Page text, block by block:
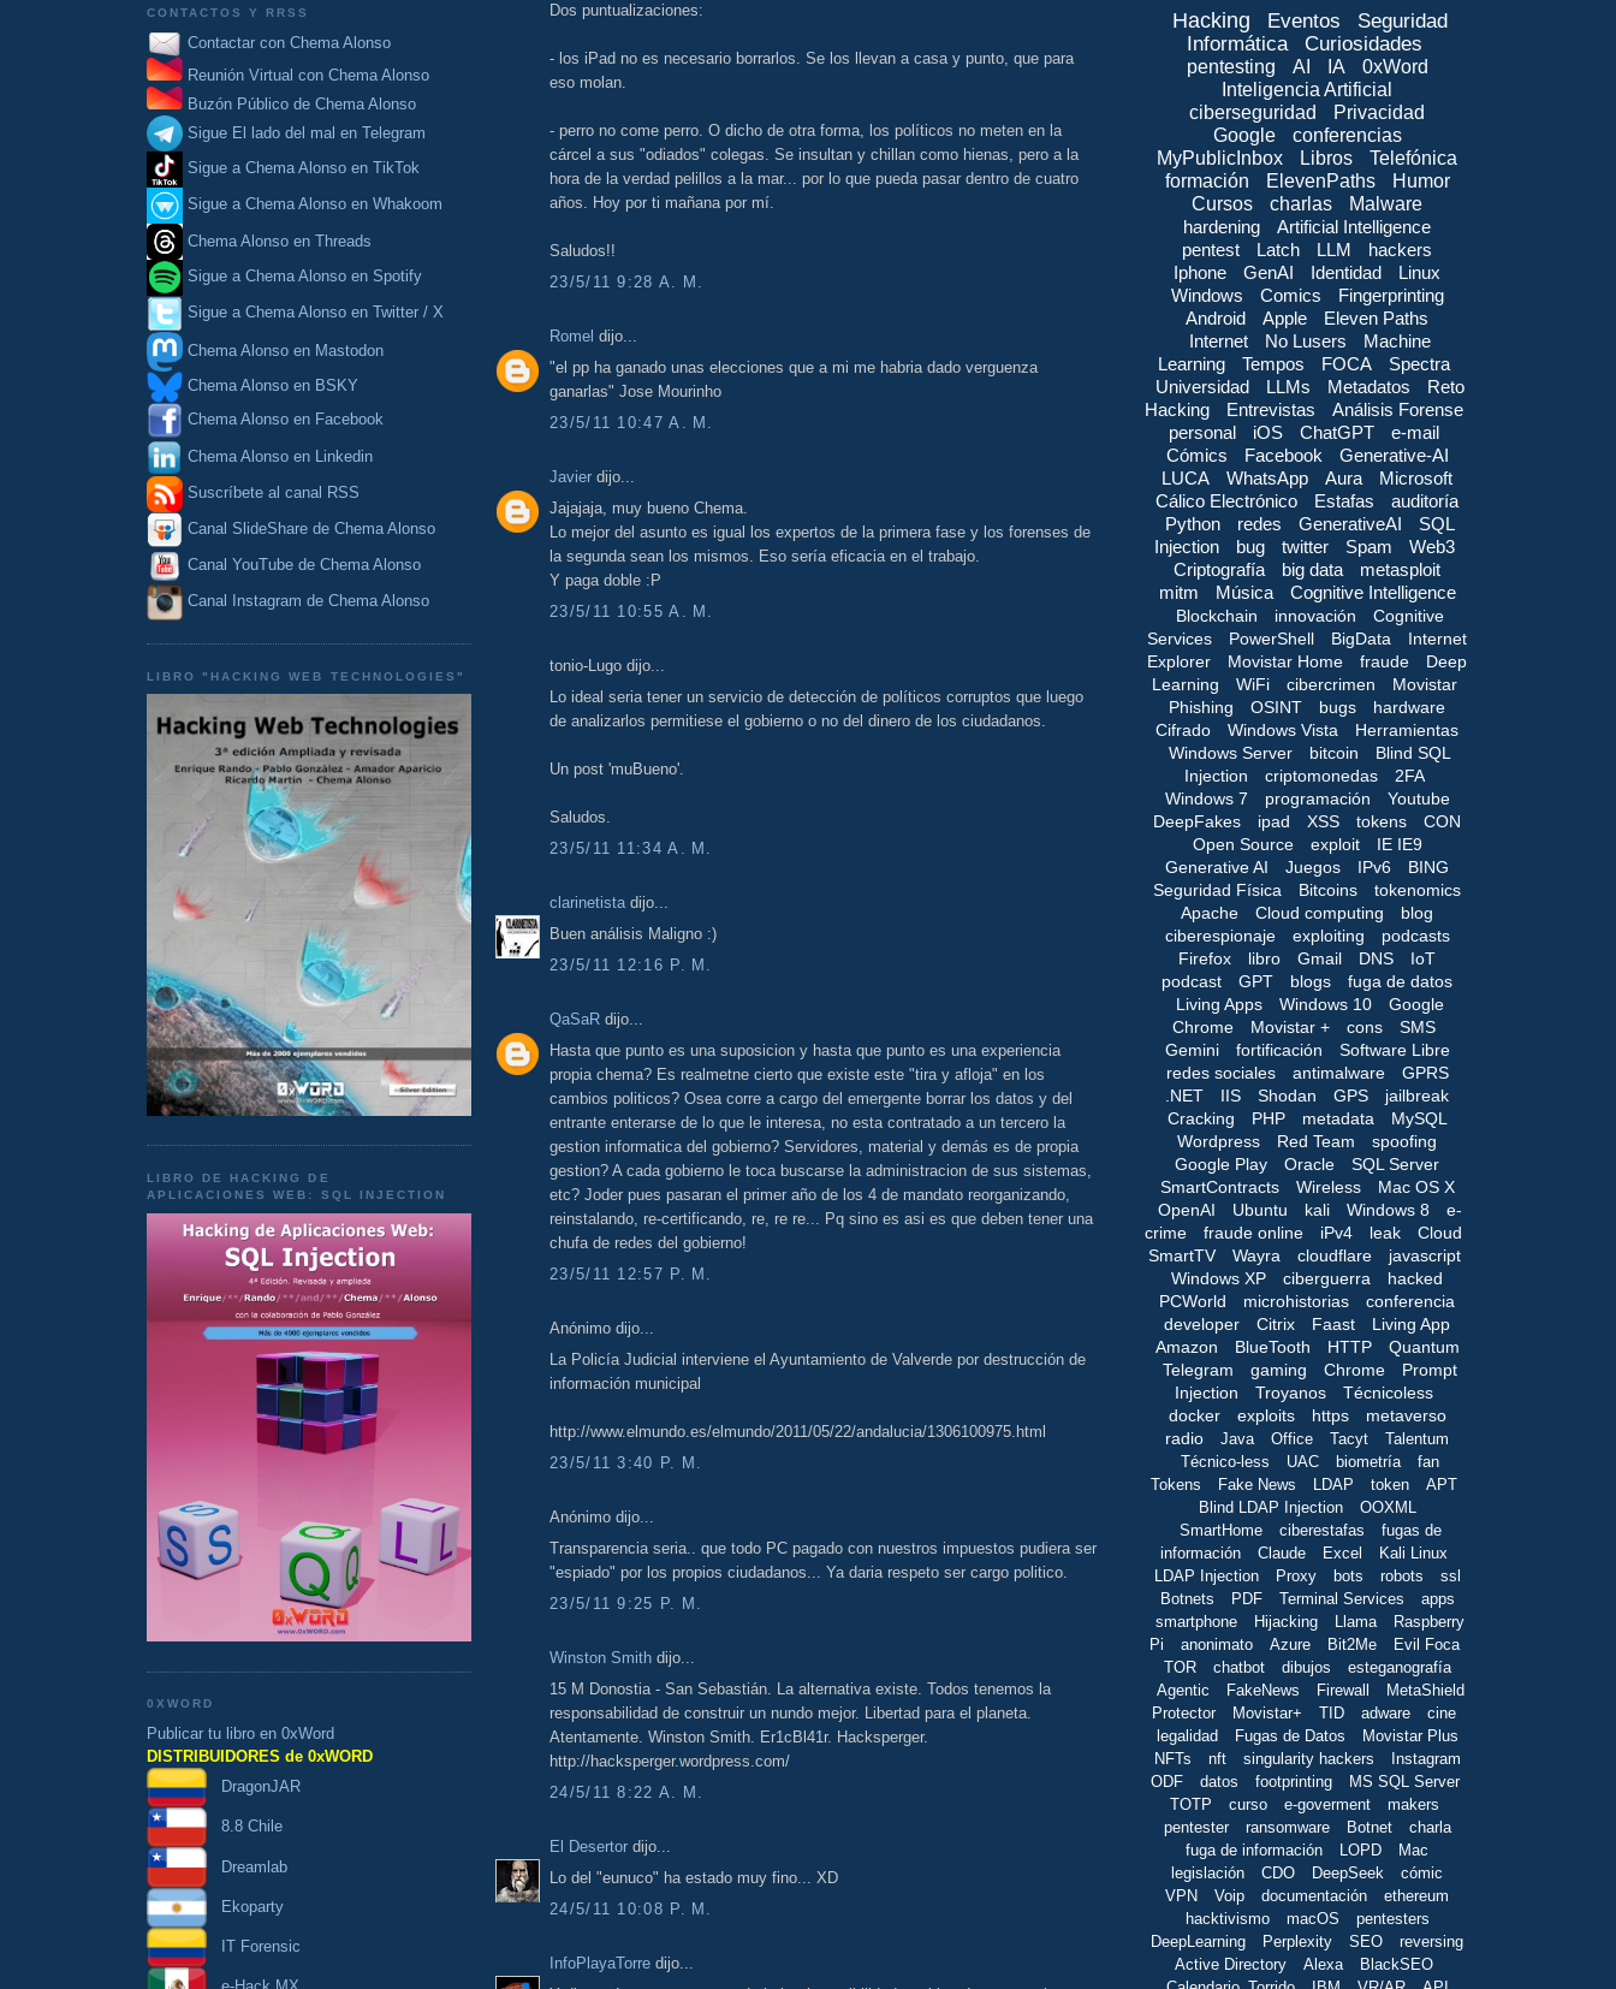
CONTACTOS Y RRSS
Contactar con Chema Alonso
Reunión Virtual con Chema Alonso
Buzón Público de Chema Alonso
Sigue El lado del mal en Telegram
Sigue a Chema Alonso en TikTok
Sigue a Chema Alonso en Whakoom
Chema Alonso en Threads
Sigue a Chema Alonso en Spotify
Sigue a Chema Alonso en Twitter / X
Chema Alonso en Mastodon
Chema Alonso en BSKY
Chema Alonso en Facebook
Chema Alonso en Linkedin
Suscríbete al canal RSS
Canal SlideShare de Chema Alonso
Canal YouTube de Chema Alonso
Canal Instagram de Chema Alonso
LIBRO "HACKING WEB TECHNOLOGIES"
LIBRO DE HACKING DE
APLICACIONES WEB: SQL INJECTION
0XWORD
Publicar tu libro en 0xWord
DISTRIBUIDORES de 0xWORD
DragonJAR
8.8 Chile
Dreamlab
Ekoparty
IT Forensic
Dos puntualizaciones:
- los iPad no es necesario borrarlos. Se los llevan a casa y punto, que para
eso molan.
- perro no come perro. O dicho de otra forma, los políticos no meten en la
cárcel a sus "odiados" colegas. Se insultan y chillan como hienas, pero a la
hora de la verdad pelillos a la mar... por lo que pueda pasar dentro de cuatro
años. Hoy por ti mañana por mí.
Saludos!!
23/5/11 9:28 A. M.
Romel dijo...
"el pp ha ganado unas elecciones que a mi me habria dado verguenza
ganarlas" Jose Mourinho
23/5/11 10:47 A. M.
Javier dijo...
Jajajaja, muy bueno Chema.
Lo mejor del asunto es igual los expertos de la primera fase y los forenses de
la segunda sean los mismos. Eso sería eficacia en el trabajo.
Y paga doble :P
23/5/11 10:55 A. M.
tonio-Lugo dijo...
Lo ideal seria tener un servicio de detección de políticos corruptos que luego
de analizarlos permitiese el gobierno o no del dinero de los ciudadanos.
Un post 'muBueno'.
Saludos.
23/5/11 11:34 A. M.
clarinetista dijo...
Buen análisis Maligno :)
23/5/11 12:16 P. M.
QaSaR dijo...
Hasta que punto es una suposicion y hasta que punto es una experiencia
propia chema? Es realmetne cierto que existe este "tira y afloja" en los
cambios politicos? Osea corre a cargo del emergente borrar los datos y del
entrante enterarse de lo que le interesa, no esta contratado a un tercero la
gestion informatica del gobierno? Servidores, material y demás es de propia
gestion? A cada gobierno le toca buscarse la administracion de sus sistemas,
etc? Joder pues pasaran el primer año de los 4 de mandato reorganizando,
reinstalando, re-certificando, re, re re... Pq sino es asi es que deben tener una
chufa de redes del gobierno!
23/5/11 12:57 P. M.
Anónimo dijo...
La Policía Judicial interviene el Ayuntamiento de Valverde por destrucción de
información municipal
http://www.elmundo.es/elmundo/2011/05/22/andalucia/1306100975.html
23/5/11 3:40 P. M.
Anónimo dijo...
Transparencia seria.. que todo PC pagado con nuestros impuestos pudiera ser
"espiado" por los propios ciudadanos... Ya daria respeto ser cargo politico.
23/5/11 9:25 P. M.
Winston Smith dijo...
15 M Donostia - San Sebastián. La alternativa existe. Todos tenemos la
responsabilidad de construir un nundo mejor. Libertad para el planeta.
Atentamente. Winston Smith. Er1cBl41r. Hacksperger.
http://hacksperger.wordpress.com/
24/5/11 8:22 A. M.
El Desertor dijo...
Lo del "eunuco" ha estado muy fino... XD
24/5/11 10:08 P. M.
InfoPlayaTorre dijo...
Hacking Eventos
Seguridad
Informática
Curiosidades
pentesting AI IA
0xWord
Inteligencia Artificial
ciberseguridad
Privacidad
Google
conferencias
MyPublicInbox
Libros
Telefónica
formación
ElevenPaths
Humor
Cursos
charlas
Malware
hardening
Artificial Intelligence
pentest
Latch LLM
hackers
Iphone
GenAI Identidad
Linux
Windows
Comics
Fingerprinting
Android
Apple
Eleven Paths
Internet
No Lusers
Machine
Learning
Tempos FOCA
Spectra
Universidad
LLMs Metadatos
Reto
Hacking
Entrevistas
Análisis Forense
personal
iOS ChatGPT
e-mail
Cómics
Facebook
Generative-AI
LUCA
WhatsApp Aura
Microsoft
Cálico Electrónico
Estafas
auditoría
Python
redes GenerativeAI
SQL
Injection
bug twitter Spam
Web3
Criptografía
big data
metasploit
mitm
Música Cognitive Intelligence
Blockchain innovación
Cognitive
Services
PowerShell BigData
Internet
Explorer
Movistar Home fraude
Deep
Learning
WiFi cibercrimen
Movistar
Phishing
OSINT bugs
hardware
Cifrado
Windows Vista
Herramientas
Windows Server
bitcoin
Blind SQL
Injection
criptomonedas
2FA
Windows 7
programación
Youtube
DeepFakes
ipad XSS tokens
CON
Open Source
exploit
IE IE9
Generative AI
Juegos IPv6
BING
Seguridad Física
Bitcoins
tokenomics
Apache
Cloud computing
blog
ciberespionaje
exploiting
podcasts
Firefox
libro Gmail DNS
IoT
podcast
GPT blogs
fuga de datos
Living Apps
Windows 10
Google
Chrome
Movistar + cons
SMS
Gemini
fortificación
Software Libre
redes sociales
antimalware
GPRS
.NET
IIS Shodan GPS
jailbreak
Cracking
PHP metadata
MySQL
Wordpress
Red Team
spoofing
Google Play
Oracle
SQL Server
SmartContracts
Wireless
Mac OS X
OpenAI
Ubuntu kali Windows 8
e-
crime
fraude online iPv4 leak
Cloud
SmartTV
Wayra cloudflare
javascript
Windows XP
ciberguerra
hacked
PCWorld
microhistorias
conferencia
developer
Citrix Faast
Living App
Amazon
BlueTooth HTTP
Quantum
Telegram
gaming Chrome
Prompt
Injection
Troyanos
Técnicoless
docker
exploits https
metaverso
radio
Java Office Tacyt
Talentum
Técnico-less
UAC biometría
fan
Tokens
Fake News LDAP token
APT
Blind LDAP Injection
OOXML
SmartHome
ciberestafas
fugas de
información
Claude Excel
Kali Linux
LDAP Injection
Proxy bots robots
ssl
Botnets
PDF Terminal Services
apps
smartphone
Hijacking Llama
Raspberry
Pi
anonimato Azure Bit2Me
Evil Foca
TOR
chatbot dibujos
esteganografía
Agentic
FakeNews Firewall
MetaShield
Protector
Movistar+ TID adware
cine
legalidad
Fugas de Datos
Movistar Plus
NFTs
nft singularity hackers
Instagram
ODF
datos footprinting
MS SQL Server
TOTP
curso e-goverment
makers
pentester
ransomware Botnet
charla
fuga de información
LOPD
Mac
legislación
CDO DeepSeek
cómic
VPN
Voip documentación
ethereum
hacktivismo
macOS
pentesters
DeepLearning
Perplexity SEO
reversing
Active Directory
Alexa
BlackSEO